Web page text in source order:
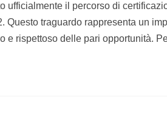
ufficialmente il percorso di
traguardo rappresenta un
e rispettoso delle pari opportunità.